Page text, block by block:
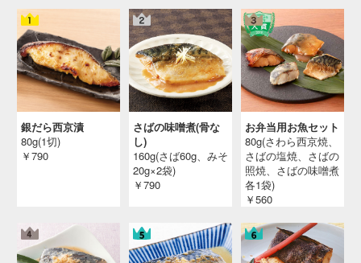
銀だら西京漬
80g(1切)
￥790
さばの味噌煮(骨な
し)
160g(さば60g、みそ
20g×2袋)
￥790
お弁当用お魚セット
80g(さわら西京焼、
さばの塩焼、さばの
照焼、さばの味噌煮
各1袋)
￥560